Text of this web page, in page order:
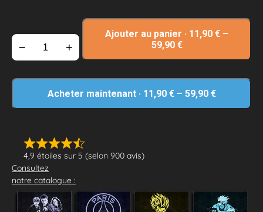
4,9 étoiles sur 5 (selon 900 avis)
Consultez
notre catalogue :
− +
Ajouter au panier · 11,90 € –
59,90 €
Acheter maintenant · 11,90 €– 59,90 €